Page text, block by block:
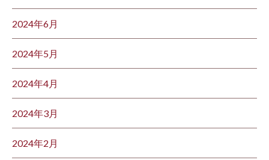
2024年6月
2024年5月
2024年4月
2024年3月
2024年2月